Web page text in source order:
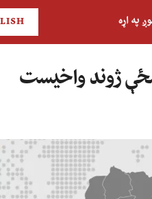
په اړه
ښځې ژوند واخیست